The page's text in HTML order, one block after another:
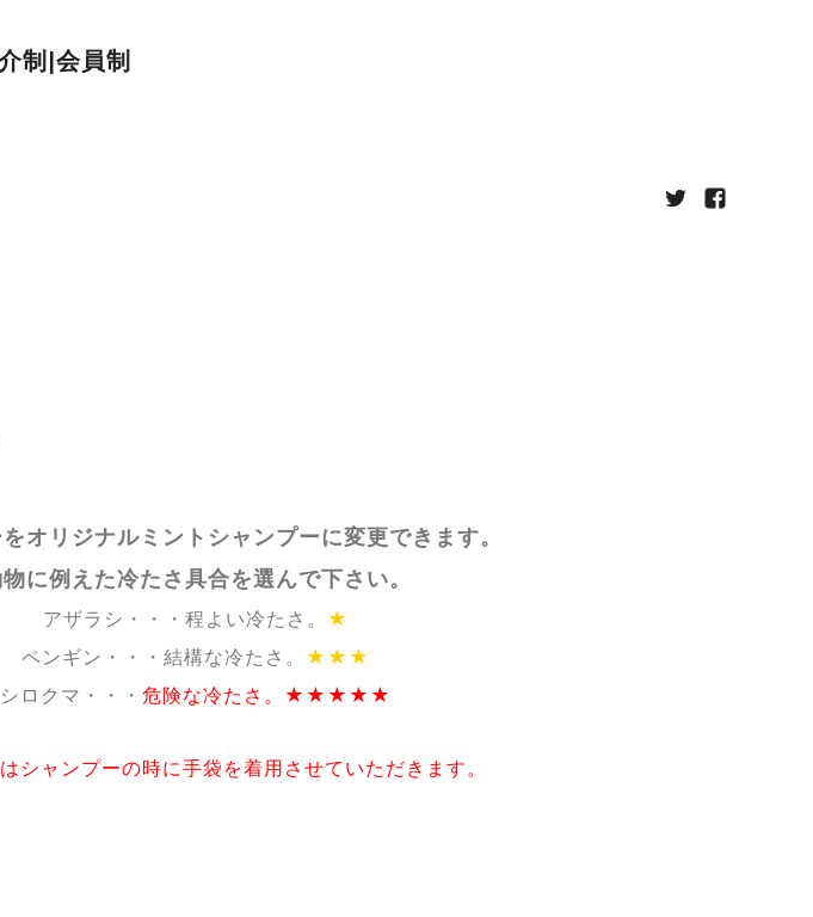
制|会員制
オリジナルミントシャンプーに変更できます。
に例えた冷たさ具合を選んで下さい。
アザラシ・・・程よい冷たさ。 ★
ペンギン・・・結構な冷たさ。 ★★★
シロクマ・・・ 危険な冷たさ。★★★★★
シャンプーの時に手袋を着用させていただきます。